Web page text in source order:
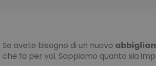
Se avete bisogno di un nuovo
che fa per voi. Sappiamo quanto sia